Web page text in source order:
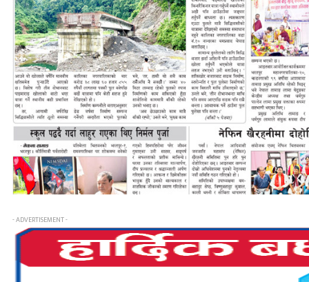
- ADVERTISEMENT -